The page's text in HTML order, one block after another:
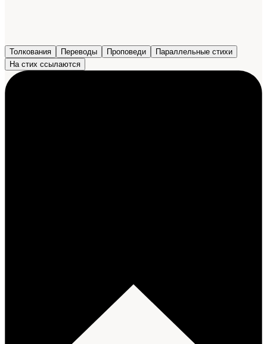
Толкования Переводы Проповеди
Параллельные стихи
На стих ссылаются